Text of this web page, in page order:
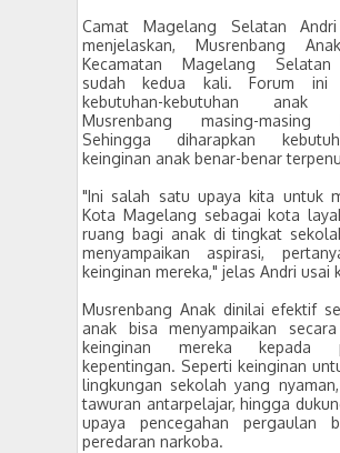
Camat Magelang Selatan
menjelaskan, Musrenbang
Kecamatan Magelang Selatan
sudah kedua kali. Forum ini
kebutuhan-kebutuhan
Musrenbang masing-masing
Sehingga diharapkan
keinginan anak benar-benar
"Ini salah satu upaya kita untuk
Kota Magelang sebagai kota
ruang bagi anak di tingkat
menyampaikan aspirasi,
keinginan mereka," jelas Andri usai
Musrenbang Anak dinilai efektif
anak bisa menyampaikan
keinginan mereka kepada
kepentingan. Seperti keinginan
lingkungan sekolah yang
tawuran antarpelajar, hingga
upaya pencegahan pergaulan
peredaran narkoba.